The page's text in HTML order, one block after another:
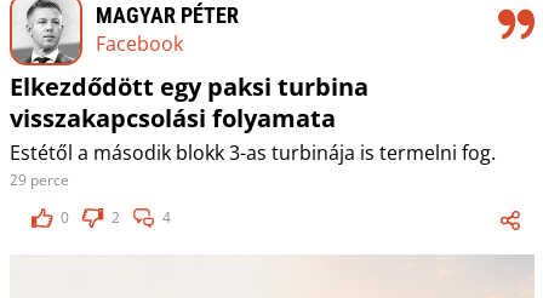
MAGYAR PÉTER
Facebook
Elkezdődött egy paksi turbina
visszakapcsolási folyamata
Estétől a második blokk 3-as turbinája is termelni fog.
29 perce
0
2 4